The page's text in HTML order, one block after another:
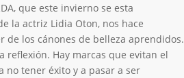
que este invierno se esta
la actriz Lidia Oton, nos hace
de los cánones de belleza aprendidos.
reflexión. Hay marcas que evitan el
no tener éxito y a pasar a ser